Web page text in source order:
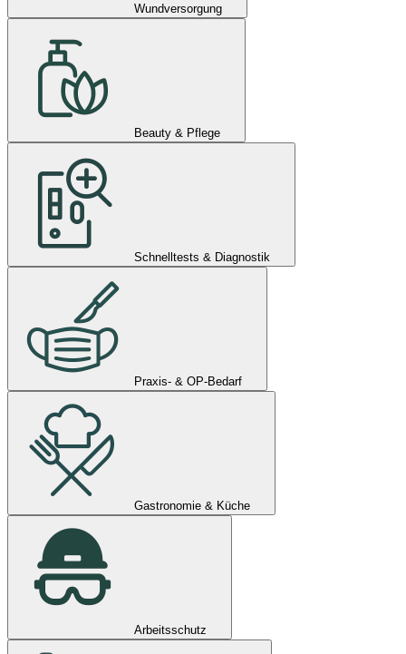
Wundversorgung
Beauty & Pflege
Schnelltests & Diagnostik
Praxis- & OP-Bedarf
Gastronomie & Küche
Arbeitsschutz